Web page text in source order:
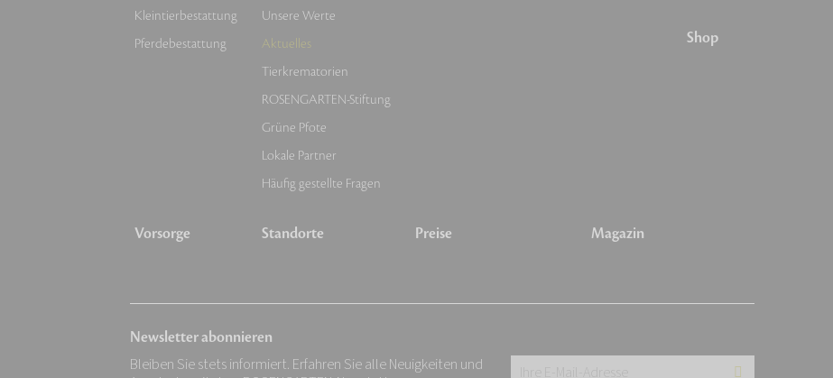
Kleintierbestattung
Pferdebestattung
Vorsorge
Unsere Werte
Aktuelles
Tierkrematorien
ROSENGARTEN-Stiftung
Grüne Pfote
Lokale Partner
Häufig gestellte Fragen
Standorte Preise Magazin
Shop
Newsletter abonnieren
Bleiben Sie stets informiert. Erfahren Sie alle Neuigkeiten und